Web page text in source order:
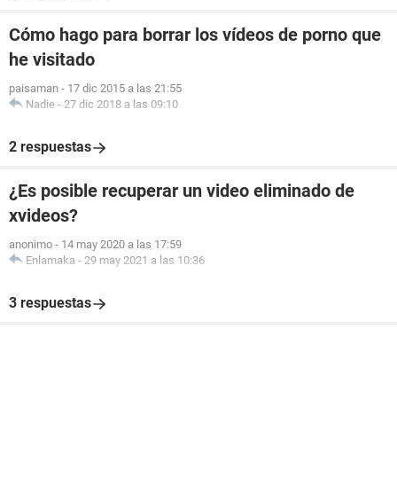
Cómo hago para borrar los vídeos de porno que
he visitado
paisaman - 17 dic 2015 a las 21:55
Nadie - 27 dic 2018 a las 09:10
2 respuestas
¿Es posible recuperar un video eliminado de
xvideos?
anonimo - 14 may 2020 a las 17:59
Enlamaka - 29 may 2021 a las 10:36
3 respuestas